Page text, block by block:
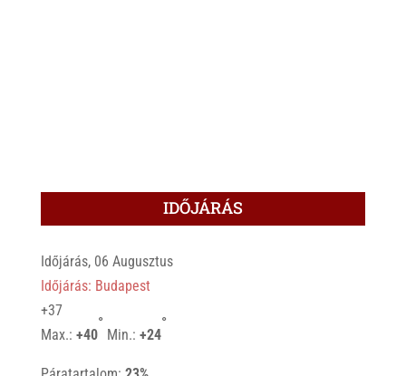
IDŐJÁRÁS
Időjárás, 06 Augusztus
Időjárás: Budapest
+37
Max.: +40
°
Min.: +24
°